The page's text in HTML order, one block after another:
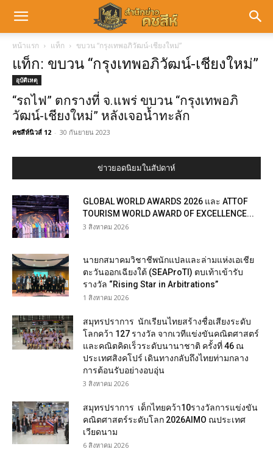
หน้าแรก แท็ก ขบวน “กรุงเทพอภิวัฒน์-เชียงใหม่”
แท็ก: ขบวน “กรุงเทพอภิวัฒน์-เชียงใหม่”
อุบัติเหตุ
“รถไฟ” ตกรางที่ จ.แพร่ ขบวน “กรุงเทพอภิ
วัฒน์-เชียงใหม่” หลังเจอน้ำทะลัก
คชสีห์นิวส์ 12 - 30 กันยายน 2023
ข่าวยอดนิยมในสัปดาห์
GLOBAL WORLD AWARDS 2026 และ ATTOF
TOURISM WORLD AWARD OF EXCELLENCE...
3 สิงหาคม 2026
นายกสมาคมวิชาชีพนักแปลและล่ามแห่งเอเชีย
ตะวันออกเฉียงใต้ (SEAProTI) ตบเท้าเข้ารับ
รางวัล “Rising Star in Arbitrations”
1 สิงหาคม 2026
สมุทรปราการ นักเรียนไทยสร้างชื่อเสียงระดับ
โลกคว้า 127 รางวัล จากเวทีแข่งขันคณิตศาสตร์
และคณิตคิดเร็วระดับนานาชาติ ครั้งที่ 46 ณ
ประเทศสิงคโปร์ เดินทางกลับถึงไทยท่ามกลาง
การต้อนรับอย่างอบอุ่น
3 สิงหาคม 2026
สมุทรปราการ เด็กไทยคว้า10รางวัลการแข่งขัน
คณิตศาสตร์ระดับโลก 2026AIMO ณประเทศ
เวียดนาม
6 สิงหาคม 2026